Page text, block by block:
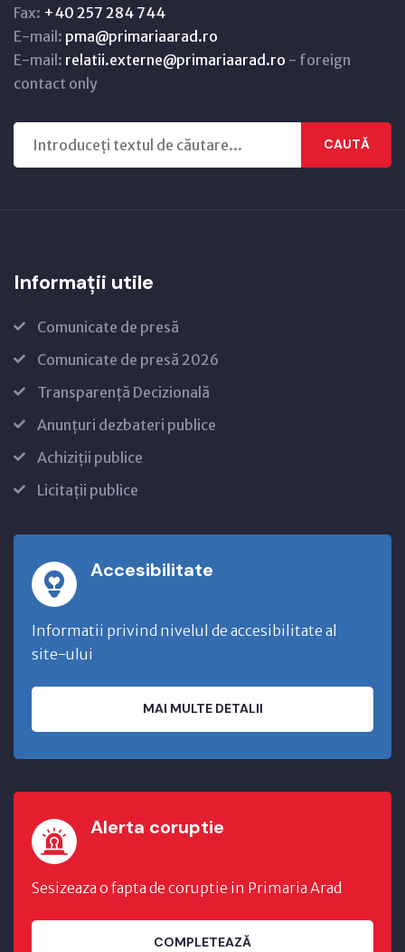
Fax: +40 257 284 744
E-mail: pma@primariaarad.ro
E-mail: relatii.externe@primariaarad.ro - foreign
contact only
CAUTĂ
Informații utile
Comunicate de presă
Comunicate de presă 2026
Transparență Decizională
Anunțuri dezbateri publice
Achiziții publice
Licitații publice
Accesibilitate
Informatii privind nivelul de accesibilitate al
site-ului
MAI MULTE DETALII
Alerta coruptie
Sesizeaza o fapta de coruptie in Primaria Arad
COMPLETEAZĂ